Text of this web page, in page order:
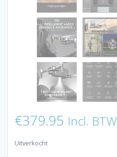
€379.95 Incl. BTW
Uitverkocht